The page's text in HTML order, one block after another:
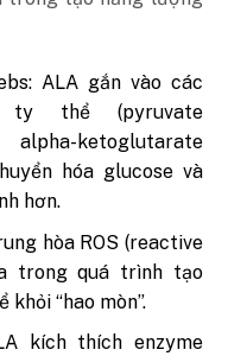
: ALA gắn vào các
ty thể (pyruvate
ketoglutarate
hóa glucose và
hơn.
hòa ROS (reactive
trong quá trình tạo
“hao mòn”.
kích thích enzyme